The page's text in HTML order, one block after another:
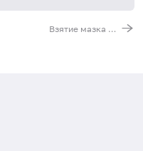
Взятие мазка из зева и/или носа